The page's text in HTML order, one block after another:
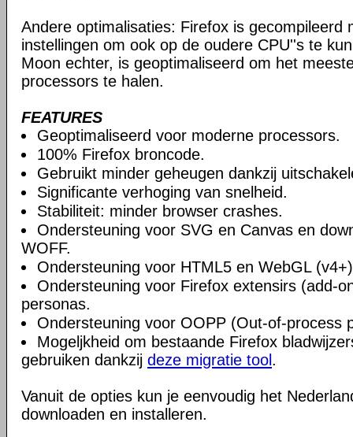
Andere optimalisaties: Firefox is gecompileerd
instellingen om ook op de oudere CPU''s te
Moon echter, is geoptimaliseerd om het
processors te halen.
FEATURES
Geoptimaliseerd voor moderne processors.
100% Firefox broncode.
Gebruikt minder geheugen dankzij
Significante verhoging van snelheid.
Stabiliteit: minder browser crashes.
Ondersteuning voor SVG en Canvas en
WOFF.
Ondersteuning voor HTML5 en WebGL
Ondersteuning voor Firefox extensirs (add-
personas.
Ondersteuning voor OOPP (Out-of-process
Mogeljkheid om bestaande Firefox
gebruiken dankzij deze migratie tool .
Vanuit de opties kun je eenvoudig het
downloaden en installeren.